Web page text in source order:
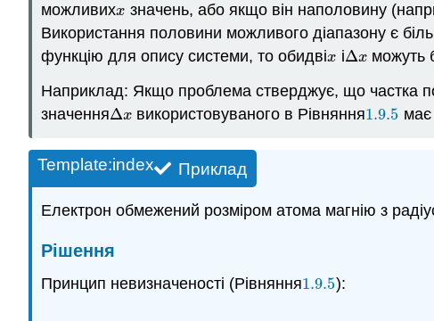
можливихx
x значень, або якщо він наполовину
Використання половини можливого діапазону є
функцію для опису системи, то обидвіx
x іΔx
Δx можуть
Наприклад: Якщо проблема стверджує, що частка
значенняΔx
Δx використовуваного в Рівняння1.9.5
1.9.5 має
Приклад
Template:index
Електрон обмежений розміром атома магнію з
Рішення
Принцип невизначеності (Рівняння1.9.5
1.9.5):